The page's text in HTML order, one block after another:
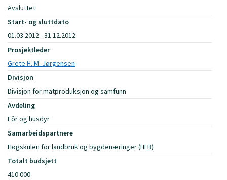
Avsluttet
Start- og sluttdato
01.03.2012 - 31.12.2012
Prosjektleder
Grete H. M. Jørgensen
Divisjon
Divisjon for matproduksjon og samfunn
Avdeling
Fôr og husdyr
Samarbeidspartnere
Høgskulen for landbruk og bygdenæringer (HLB)
Totalt budsjett
410 000